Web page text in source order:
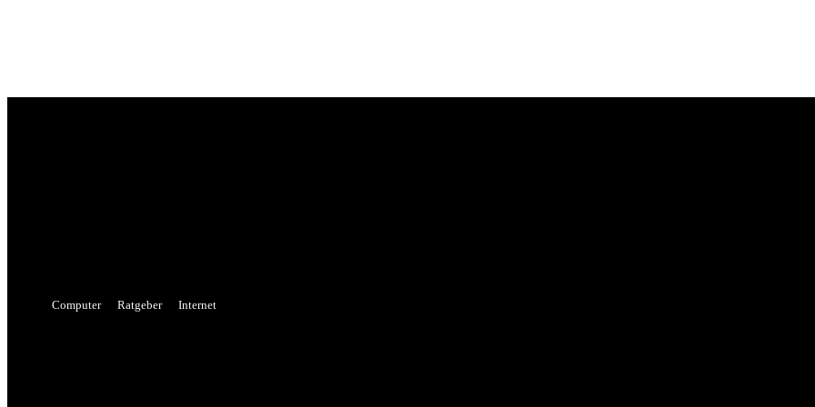
Computer Ratgeber Internet